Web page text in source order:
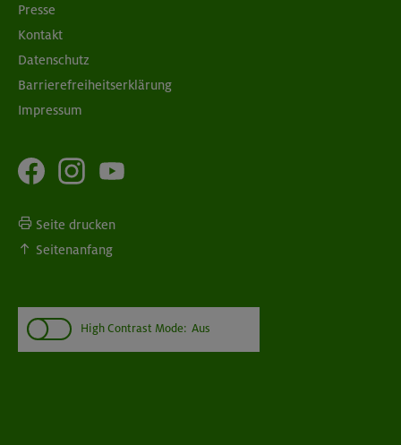
Presse
Kontakt
Datenschutz
Barrierefreiheitserklärung
Impressum
Seite drucken
Seitenanfang
High Contrast Mode: Aus